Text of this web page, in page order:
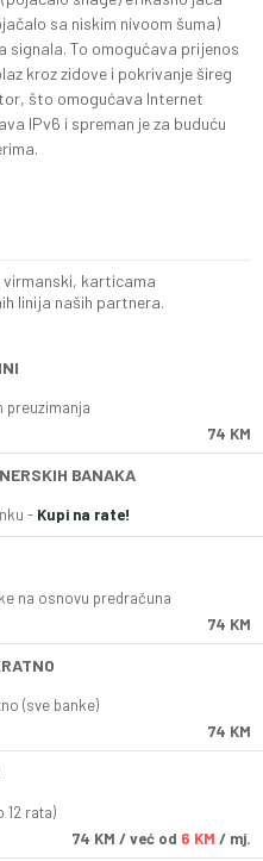
sa niskim nivoom šuma)
To omogućava prijenos
kroz zidove i pokrivanje šireg
što omogućava Internet
IPv6 i spreman je za buduću
karticama
linija naših partnera.
preuzimanja
74 KM
BANAKA
- Kupi na rate!
na osnovu predračuna
74 KM
(sve banke)
74 KM
12 rata)
74 KM / već od 6 KM / mj.